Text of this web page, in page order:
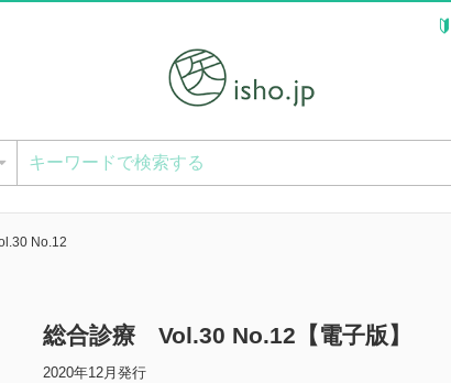
No.12
総合診療 Vol.30 No.12【電子版】
2020年12月発行